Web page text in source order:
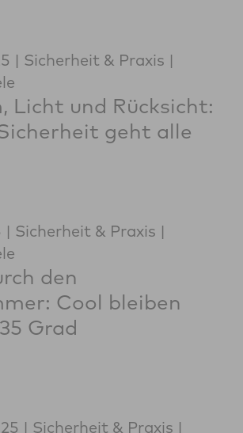
Sicherheit & Praxis
Licht und Rücksicht:
geht alle
Sicherheit & Praxis
den
Cool bleiben
Grad
Sicherheit & Praxis